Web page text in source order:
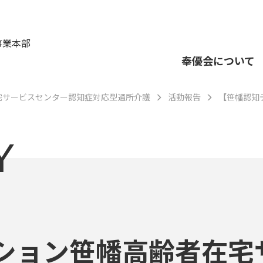
本部
奉優会について
ービスセンター認知症対応型通所介護 活動報告 【笹幡認
ョン笹幡高齢者在